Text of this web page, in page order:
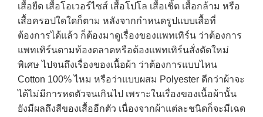
เสื้อยืด เสื้อโอเวอร์ไซส์ เสื้อโปโล เสื้อเชิ้ต เสื้อกล้าม หรือ
เสื้อครอปใดใดก็ตาม หลังจากกำหนดรูปแบบเสื้อที่
ต้องการได้แล้ว ก็ต้องมาดูเรื่องของแพทเทิร์น ว่าต้องการ
แพทเทิร์นตามท้องตลาดหรือต้องแพทเทิร์นสั่งตัดใหม่
พิเศษ ไปจนถึงเรื่องของเนื้อผ้า ว่าต้องการแบบไหน
Cotton 100% ไหม หรือว่าแบบผสม Polyester ดีกว่าผ้าจะ
ได้ไม่มีการหดตัวจนเกินไป เพราะในเรื่องของเนื้อผ้านั้น
ยังมีผลถึงสีของเสื้ออีกตัว เนื่องจากผ้าแต่ละชนิดก็จะมีเฉด